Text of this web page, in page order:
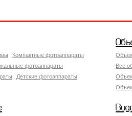
Компактные фотоаппараты
фотоаппараты
Детские фотоаппараты
Все